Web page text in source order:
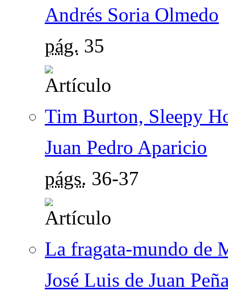
Andrés Soria Olmedo
pág. 35
Tim Burton, Sleepy
Juan Pedro Aparicio
págs. 36-37
La fragata-mundo de
José Luis de Juan